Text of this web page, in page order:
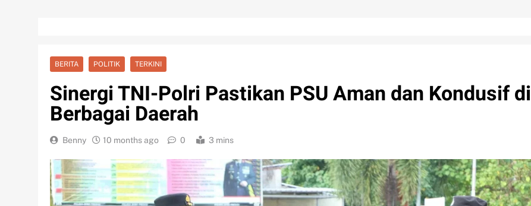
BERITA POLITIK TERKINI
Sinergi TNI-Polri Pastikan PSU Aman dan Kondusif di
Berbagai Daerah
Benny 10 months ago 0 3 mins